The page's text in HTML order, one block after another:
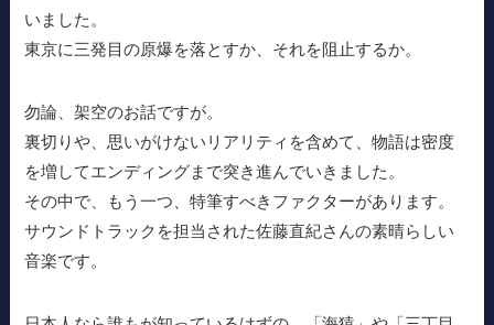
いました。
東京に三発目の原爆を落とすか、それを阻止するか。
勿論、架空のお話ですが。
裏切りや、思いがけないリアリティを含めて、物語は密度
を増してエンディングまで突き進んでいきました。
その中で、もう一つ、特筆すべきファクターがあります。
サウンドトラックを担当された佐藤直紀さんの素晴らしい
音楽です。